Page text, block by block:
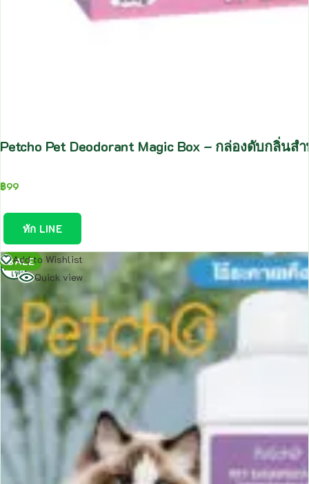
Petcho Pet Deodorant Magic Box – กล่องดับกลิ่นส
฿99
ทัก LINE
SALE
Add to Wishlist
Quick view
อ่าน
เพิ่ม